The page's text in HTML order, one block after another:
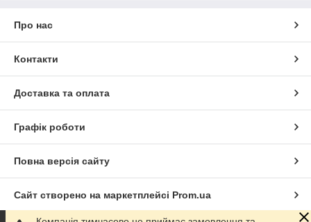
Про нас
Контакти
Доставка та оплата
Графік роботи
Повна версія сайту
Сайт створено на маркетплейсі Prom.ua